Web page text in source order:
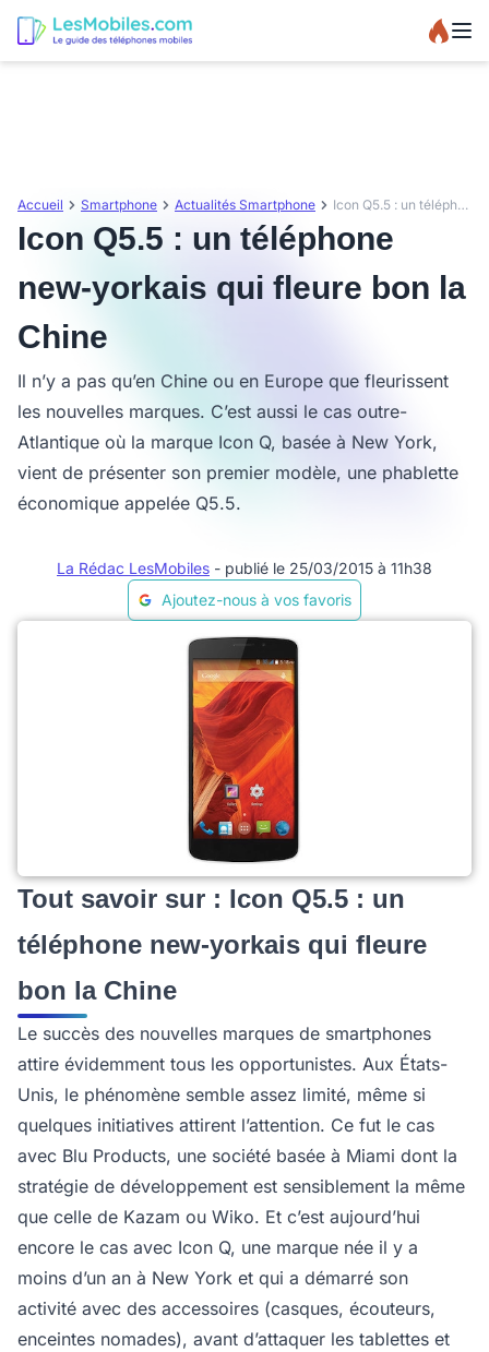
Accueil Smartphone Actualités Smartphone Icon Q5.5 : un téléphone new-yorkais qui fleure bon la Chine
Icon Q5.5 : un téléphone
new-yorkais qui fleure bon la
Chine
Il n’y a pas qu’en Chine ou en Europe que fleurissent
les nouvelles marques. C’est aussi le cas outre-
Atlantique où la marque Icon Q, basée à New York,
vient de présenter son premier modèle, une phablette
économique appelée Q5.5.
La Rédac LesMobiles - publié le 25/03/2015 à 11h38
Ajoutez-nous à vos favoris
Tout savoir sur : Icon Q5.5 : un
téléphone new-yorkais qui fleure
bon la Chine
Le succès des nouvelles marques de smartphones
attire évidemment tous les opportunistes. Aux États-
Unis, le phénomène semble assez limité, même si
quelques initiatives attirent l’attention. Ce fut le cas
avec Blu Products, une société basée à Miami dont la
stratégie de développement est sensiblement la même
que celle de Kazam ou Wiko. Et c’est aujourd’hui
encore le cas avec Icon Q, une marque née il y a
moins d’un an à New York et qui a démarré son
activité avec des accessoires (casques, écouteurs,
enceintes nomades), avant d’attaquer les tablettes et